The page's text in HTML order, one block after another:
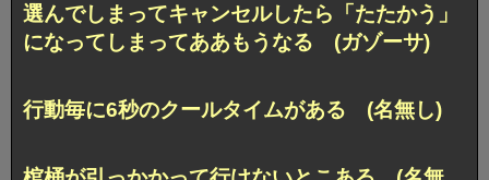
選んでしまってキャンセルしたら「たたかう」
になってしまってああもうなる (ガゾーサ)
行動毎に6秒のクールタイムがある (名無し)